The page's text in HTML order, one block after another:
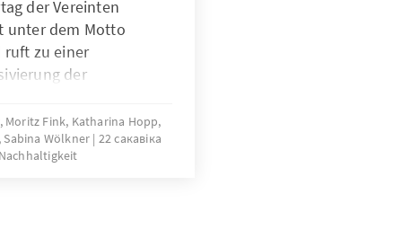
der Vereinten
unter dem Motto
ruft zu einer
der
wie international –
Bundeskabinett die
Bundesregierung
Moritz Fink, Katharina Hopp,
Wölkner 22 сакавіка